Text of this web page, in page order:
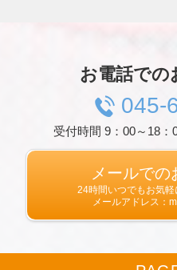
郵便番号や性
識別情報など
第２条（プラ
当社は，ユー
生年月日，住
銀行口座番号
許証番号など
お電話での
045-
受付時間 9：00～18
メールで
24時間いつでもお気
メールアドレス：